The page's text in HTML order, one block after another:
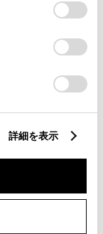
れることに同
オプトアウト、
ては、当社の
て
」をご覧くだ
詳細を表示
通10丁
1丁目2番